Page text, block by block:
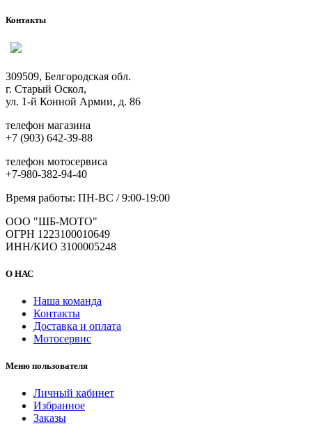
на
товара.
Контакты
309509, Белгородская обл.
г. Старый Оскол,
ул. 1-й Конной Армии, д. 86
телефон магазина
+7 (903) 642-39-88
телефон мотосервиса
+7-980-382-94-40
Время работы: ПН-ВС / 9:00-19:00
ООО "ШБ-МОТО"
ОГРН 1223100010649
ИНН/КИО 3100005248
О НАС
Наша команда
Контакты
Доставка и оплата
Мотосервис
Меню пользователя
Личный кабинет
Избранное
Заказы